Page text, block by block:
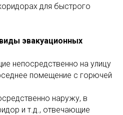
для быстрого
эвакуационных
непосредственно на улицу
помещение с горючей
наружу, в
и т.д., отвечающие